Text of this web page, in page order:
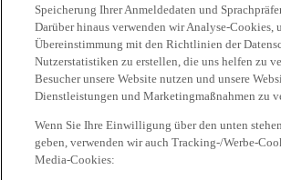
Speicherung Ihrer Anmeldedaten und
Darüber hinaus verwenden wir Analyse-Cookies,
Übereinstimmung mit den Richtlinien der
Nutzerstatistiken zu erstellen, die uns helfen zu
Besucher unsere Website nutzen und unsere
Dienstleistungen und Marketingmaßnahmen zu
Wenn Sie Ihre Einwilligung über den unten
geben, verwenden wir auch Tracking-/Werbe-
Media-Cookies: